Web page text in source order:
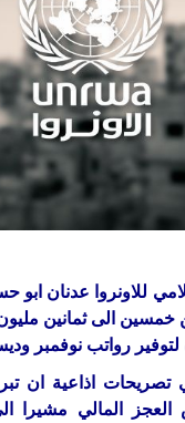
للاونروا عدنان ابو
خمسين الى ثمانين
لتوفير رواتب نوفمبر
تصريحات اذاعية ان
المالي مشيرا الى